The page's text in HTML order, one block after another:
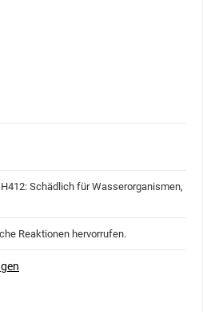
H412: Schädlich für Wasserorganismen,
Reaktionen hervorrufen.